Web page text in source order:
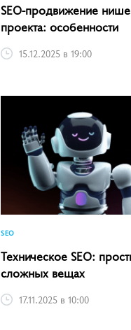
SEO-продвижение
проекта: особенности
15.12.2025 в 19:00
SEO
Техническое SEO:
сложных вещах
17.11.2025 в 10:00